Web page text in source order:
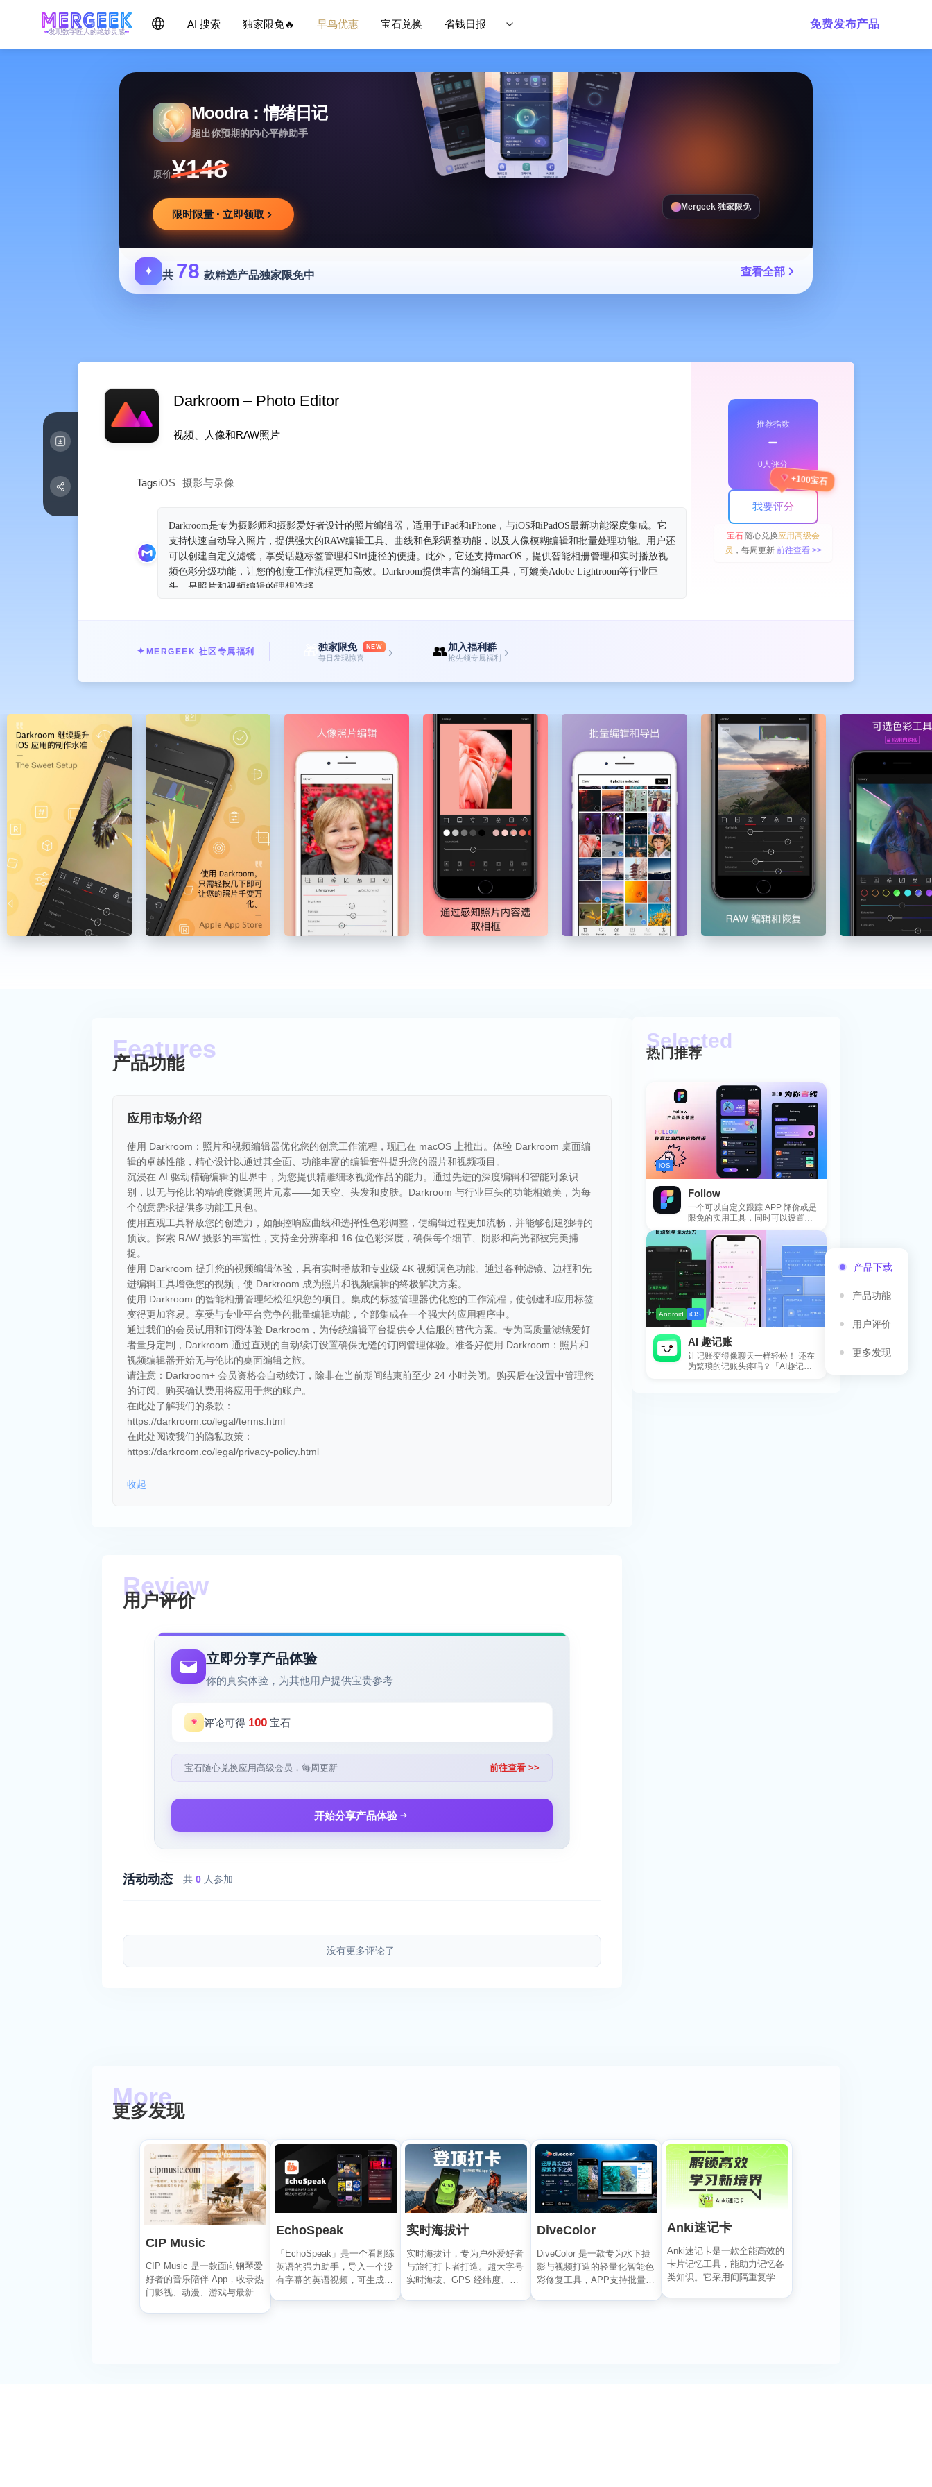
发现数字匠人的绝妙灵感
AI 搜索 独家限免🔥 早鸟优惠 宝石兑换 省钱日报 免费发布产品
Moodra：情绪日记
超出你预期的内心平静助手
原价¥148
限时限量 · 立即领取
Mergeek 独家限免
✦ 共 78 款精选产品独家限免中 查看全部
Darkroom – Photo Editor
视频、人像和RAW照片
TagsiOS 摄影与录像
Darkroom是专为摄影师和摄影爱好者设计的照片编辑器，适用于iPad和iPhone，与iOS和iPadOS最新功能深度集成。它
支持快速自动导入照片，提供强大的RAW编辑工具、曲线和色彩调整功能，以及人像模糊编辑和批量处理功能。用户还
可以创建自定义滤镜，享受话题标签管理和Siri捷径的便捷。此外，它还支持macOS，提供智能相册管理和实时播放视
频色彩分级功能，让您的创意工作流程更加高效。Darkroom提供丰富的编辑工具，可媲美Adobe Lightroom等行业巨
头，是照片和视频编辑的理想选择。
推荐指数
﹣
0人评分
我要评分
+100宝石
宝石随心兑换应用高级会
员 ，每周更新 前往查看 >>
✦ MERGEEK 社区专属福利 独家限免 NEW
每日发现惊喜 › 👥加入福利群
抢先领专属福利 ›
产品下载
产品功能
用户评价
更多发现
产品功能
应用市场介绍
使用 Darkroom：照片和视频编辑器优化您的创意工作流程，现已在 macOS 上推出。体验 Darkroom 桌面编
辑的卓越性能，精心设计以通过其全面、功能丰富的编辑套件提升您的照片和视频项目。
沉浸在 AI 驱动精确编辑的世界中，为您提供精雕细琢视觉作品的能力。通过先进的深度编辑和智能对象识
别，以无与伦比的精确度微调照片元素——如天空、头发和皮肤。Darkroom 与行业巨头的功能相媲美，为每
个创意需求提供多功能工具包。
使用直观工具释放您的创造力，如触控响应曲线和选择性色彩调整，使编辑过程更加流畅，并能够创建独特的
预设。探索 RAW 摄影的丰富性，支持全分辨率和 16 位色彩深度，确保每个细节、阴影和高光都被完美捕
捉。
使用 Darkroom 提升您的视频编辑体验，具有实时播放和专业级 4K 视频调色功能。通过各种滤镜、边框和先
进编辑工具增强您的视频，使 Darkroom 成为照片和视频编辑的终极解决方案。
使用 Darkroom 的智能相册管理轻松组织您的项目。集成的标签管理器优化您的工作流程，使创建和应用标签
变得更加容易。享受与专业平台竞争的批量编辑功能，全部集成在一个强大的应用程序中。
通过我们的会员试用和订阅体验 Darkroom，为传统编辑平台提供令人信服的替代方案。专为高质量滤镜爱好
者量身定制，Darkroom 通过直观的自动续订设置确保无缝的订阅管理体验。准备好使用 Darkroom：照片和
视频编辑器开始无与伦比的桌面编辑之旅。
请注意：Darkroom+ 会员资格会自动续订，除非在当前期间结束前至少 24 小时关闭。购买后在设置中管理您
的订阅。购买确认费用将应用于您的账户。
在此处了解我们的条款：
https://darkroom.co/legal/terms.html
在此处阅读我们的隐私政策：
https://darkroom.co/legal/privacy-policy.html
收起
用户评价
立即分享产品体验
你的真实体验，为其他用户提供宝贵参考
评论可得 100 宝石
宝石随心兑换应用高级会员，每周更新 前往查看 >>
开始分享产品体验
活动动态 共 0 人参加
没有更多评论了
热门推荐
iOS
Follow
一个可以自定义跟踪 APP 降价或是
限免的实用工具，同时可以设置包
括 APP，游戏，热门类和精选类
Android iOS
AI 趣记账
让记账变得像聊天一样轻松！ 还在
为繁琐的记账头疼吗？「AI趣记
更多发现
CIP Music
CIP Music 是一款面向钢琴爱
好者的音乐陪伴 App，收录热
门影视、动漫、游戏与最新
EchoSpeak
「EchoSpeak」是一个看剧练
英语的强力助手，导入一个没
有字幕的英语视频，可生成字
实时海拔计
实时海拔计，专为户外爱好者
与旅行打卡者打造。超大字号
实时海拔、GPS 经纬度、气
DiveColor
DiveColor 是一款专为水下摄
影与视频打造的轻量化智能色
彩修复工具，APP支持批量编
Anki速记卡
Anki速记卡是一款全能高效的
卡片记忆工具，能助力记忆各
类知识。它采用间隔重复学习